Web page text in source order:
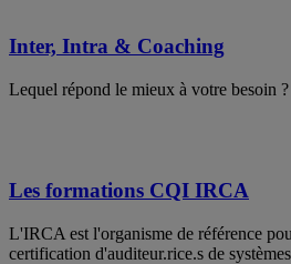
Inter, Intra & Coaching
Lequel répond le mieux à votre besoin ?
Les formations CQI IRCA
L'IRCA est l'organisme de référence
certification d'auditeur.rice.s de